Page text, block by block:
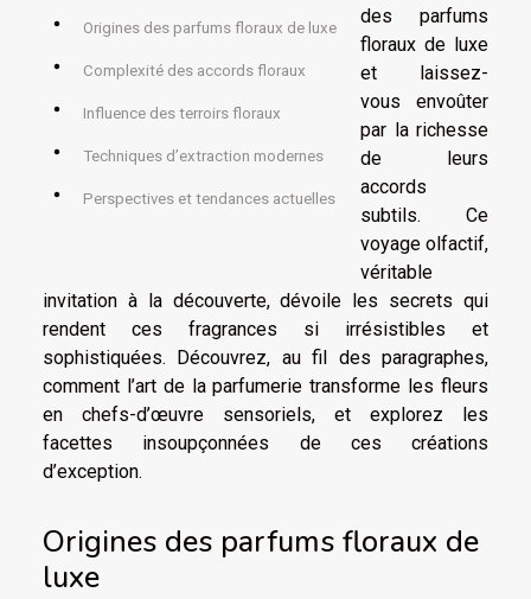
Origines des parfums floraux de luxe
Complexité des accords floraux
Influence des terroirs floraux
Techniques d’extraction modernes
Perspectives et tendances actuelles
des parfums
floraux de luxe
et laissez-
vous envoûter
par la richesse
de leurs
accords
subtils. Ce
voyage olfactif,
véritable
invitation à la découverte, dévoile les secrets qui
rendent ces fragrances si irrésistibles et
sophistiquées. Découvrez, au fil des paragraphes,
comment l’art de la parfumerie transforme les fleurs
en chefs-d’œuvre sensoriels, et explorez les
facettes insoupçonnées de ces créations
d’exception.
Origines des parfums floraux de
luxe